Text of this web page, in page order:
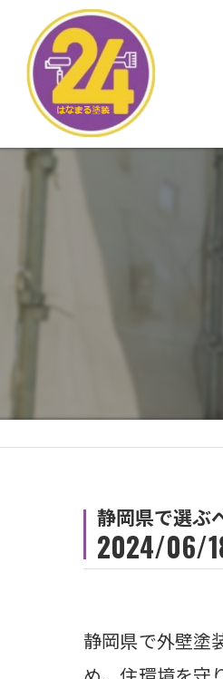
静岡県で選ぶ
2024/06/
静岡県で外壁塗